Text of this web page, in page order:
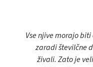
Vse njive morajo
zaradi številčne
živali. Zato je